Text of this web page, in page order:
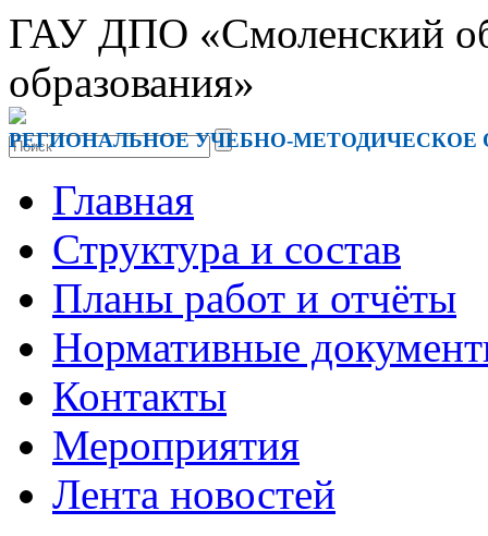
ГАУ ДПО «Смоленский
образования»
РЕГИОНАЛЬНОЕ УЧЕБНО-МЕТОДИЧЕСКОЕ
Главная
Структура и состав
Планы работ и отчёты
Нормативные
Контакты
Мероприятия
Лента новостей